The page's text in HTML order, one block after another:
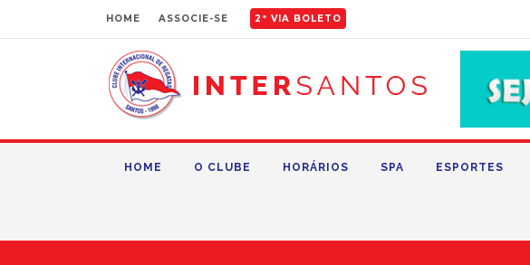
HOME ASSOCIE-SE 2ª VIA BOLETO
HOME O CLUBE HORÁRIOS SPA ESPORTES